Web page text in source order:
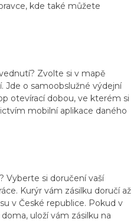
kde také můžete
Zvolte si v mapě
Jde o samoobslužné výdejní
otevírací dobou, ve kterém si
mobilní aplikace daného
Vyberte si doručení vaší
Kurýr vám zásilku doručí až
v České republice. Pokud v
uloží vám zásilku na